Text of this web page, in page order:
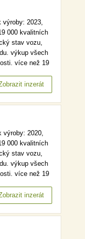
výroby: 2023,
000 kvalitních
stav vozu,
výkup všech
více než 19
záruka…inzerát
výroby: 2020,
000 kvalitních
stav vozu,
výkup všech
více než 19
záruka…inzerát